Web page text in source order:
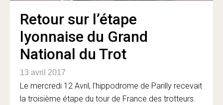
Retour sur l’étape
lyonnaise du Grand
National du Trot
13 avril 2017
Le mercredi 12 Avril, l’hippodrome de Parilly recevait
la troisième étape du tour de France des trotteurs.